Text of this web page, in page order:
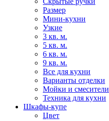
Размер
Мини-кухни
Узкие
3 кв. м.
5 кв. м.
6 кв. м.
9 кв. м.
Все для кухни
Варианты отделки
Мойки и смесители
Техника для кухни
Шкафы-купе
Цвет